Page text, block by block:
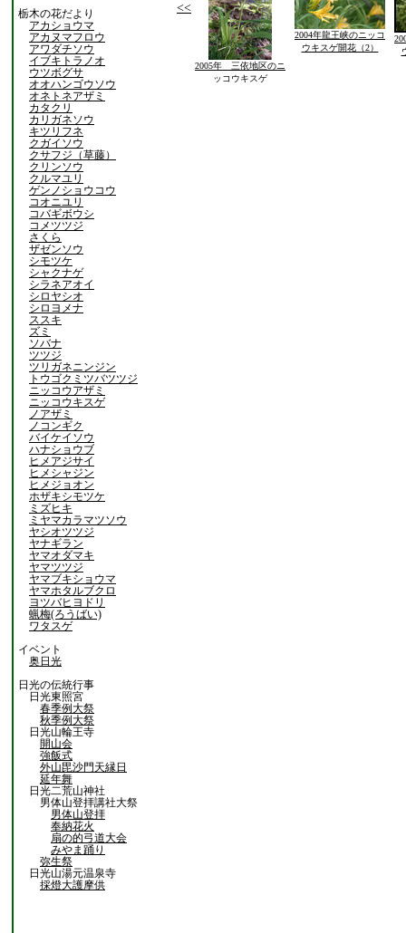
栃木の花だより
アカショウマ
アカヌマフロウ
アワダチソウ
イブキトラノオ
ウツボグサ
オオハンゴウソウ
オネトネアザミ
カタクリ
カリガネソウ
キツリフネ
クガイソウ
クサフジ（草藤）
クリンソウ
クルマユリ
ゲンノショウコウ
コオニユリ
コバギボウシ
コメツツジ
さくら
ザゼンソウ
シモツケ
シャクナゲ
シラネアオイ
シロヤシオ
シロヨメナ
ススキ
ズミ
ソバナ
ツツジ
ツリガネニンジン
トウゴクミツバツツジ
ニッコウアザミ
ニッコウキスゲ
ノアザミ
ノコンギク
バイケイソウ
ハナショウブ
ヒメアジサイ
ヒメシャジン
ヒメジョオン
ホザキシモツケ
ミズヒキ
ミヤマカラマツソウ
ヤシオツツジ
ヤナギラン
ヤマオダマキ
ヤマツツジ
ヤマブキショウマ
ヤマホタルブクロ
ヨツバヒヨドリ
蝋梅(ろうばい)
ワタスゲ
イベント
奥日光
日光の伝統行事
日光東照宮
春季例大祭
秋季例大祭
日光山輪王寺
開山会
強飯式
外山毘沙門天縁日
延年舞
日光二荒山神社
男体山登拝講社大祭
男体山登拝
奉納花火
扇の的弓道大会
みやま踊り
弥生祭
日光山湯元温泉寺
採燈大護摩供
<<
2005年 三依地区のニ
ッコウキスゲ
2004年龍王峡のニッコ
ウキスゲ開花（2）